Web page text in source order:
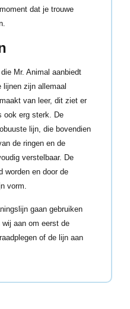
dat je trouwe
Mr. Animal aanbiedt
zijn allemaal
van leer, dit ziet er
ook erg sterk. De
lijn, die bovendien
de ringen en de
verstelbaar. De
worden en door de
vorm.
gaan gebruiken
aan om eerst de
of de lijn aan